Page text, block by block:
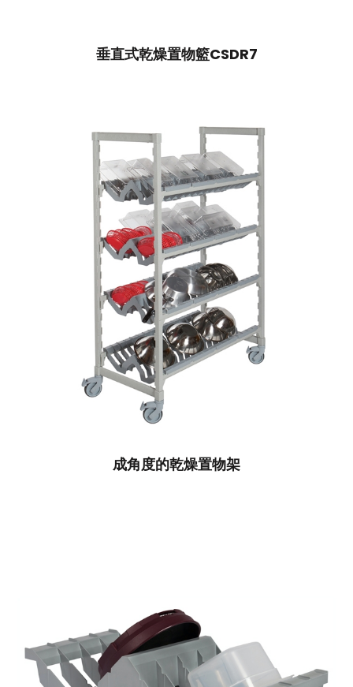
垂直式乾燥置物籃CSDR7
成角度的乾燥置物架